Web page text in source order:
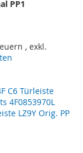
PP1
, exkl.